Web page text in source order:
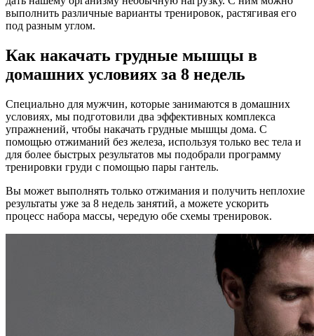
выполнить различные варианты тренировок, растягивая его
под разным углом.
Как накачать грудные мышцы в
домашних условиях за 8 недель
Специально для мужчин, которые занимаются в домашних
условиях, мы подготовили два эффективных комплекса
упражнений, чтобы накачать грудные мышцы дома. С
помощью отжиманий без железа, используя только вес тела и
для более быстрых результатов мы подобрали программу
тренировки груди с помощью пары гантель.
Вы может выполнять только отжимания и получить неплохие
результаты уже за 8 недель занятий, а можете ускорить
процесс набора массы, чередую обе схемы тренировок.